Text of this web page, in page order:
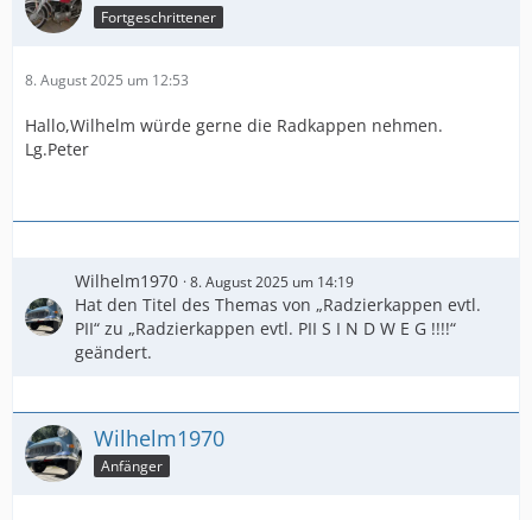
Fortgeschrittener
8. August 2025 um 12:53
Hallo,Wilhelm würde gerne die Radkappen nehmen.
Lg.Peter
Wilhelm1970 8. August 2025 um 14:19
Hat den Titel des Themas von „Radzierkappen evtl.
PII“ zu „Radzierkappen evtl. PII S I N D W E G !!!!“
geändert.
Wilhelm1970
Anfänger